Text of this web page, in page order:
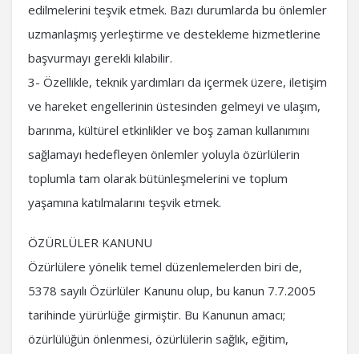
edilmelerini teşvik etmek. Bazı durumlarda bu önlemler
uzmanlaşmış yerleştirme ve destekleme hizmetlerine
başvurmayı gerekli kılabilir.
3- Özellikle, teknik yardımları da içermek üzere, iletişim
ve hareket engellerinin üstesinden gelmeyi ve ulaşım,
barınma, kültürel etkinlikler ve boş zaman kullanımını
sağlamayı hedefleyen önlemler yoluyla özürlülerin
toplumla tam olarak bütünleşmelerini ve toplum
yaşamına katılmalarını teşvik etmek.
ÖZÜRLÜLER KANUNU
Özürlülere yönelik temel düzenlemelerden biri de,
5378 sayılı Özürlüler Kanunu olup, bu kanun 7.7.2005
tarihinde yürürlüğe girmiştir. Bu Kanunun amacı;
özürlülüğün önlenmesi, özürlülerin sağlık, eğitim,